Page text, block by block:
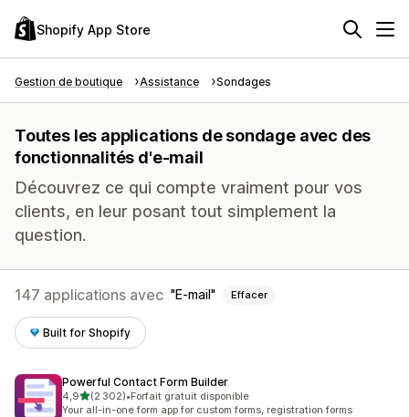
Shopify App Store
Gestion de boutique Assistance Sondages
Toutes les applications de sondage avec des
fonctionnalités d'e-mail
Découvrez ce qui compte vraiment pour vos
clients, en leur posant tout simplement la
question.
147 applications avec E-mail Effacer
Built for Shopify
Powerful Contact Form Builder
4,9étoile(s) sur 5
(2 302)
2302 avis au total
•Forfait gratuit disponible
Your all-in-one form app for custom forms, registration forms